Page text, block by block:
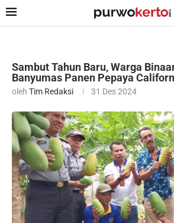
Sambut Tahun Baru, Warga
Banyumas Panen Pepaya
oleh Tim Redaksi 31 Des 2024